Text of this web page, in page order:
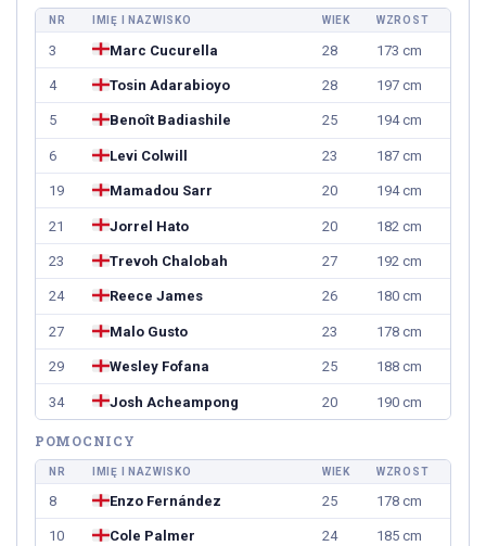
NR IMIĘ I NAZWISKO WIEK WZROST
3 Marc Cucurella 28 173 cm
4 Tosin Adarabioyo 28 197 cm
5 Benoît Badiashile 25 194 cm
6 Levi Colwill 23 187 cm
19 Mamadou Sarr 20 194 cm
21 Jorrel Hato 20 182 cm
23 Trevoh Chalobah 27 192 cm
24 Reece James 26 180 cm
27 Malo Gusto 23 178 cm
29 Wesley Fofana 25 188 cm
34 Josh Acheampong 20 190 cm
POMOCNICY
NR IMIĘ I NAZWISKO WIEK WZROST
8 Enzo Fernández 25 178 cm
10 Cole Palmer 24 185 cm